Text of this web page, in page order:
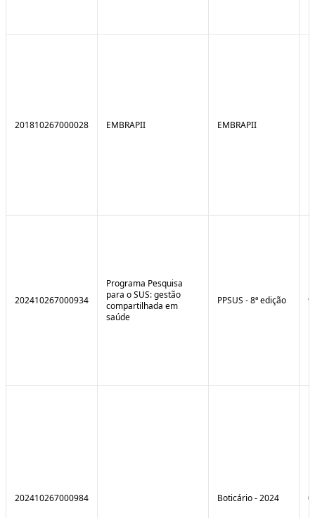
201810267000028 EMBRAPII EMBRAPII
202410267000934
Programa Pesquisa
para o SUS: gestão
compartilhada em
saúde
PPSUS - 8ª edição
202410267000984 Boticário - 2024